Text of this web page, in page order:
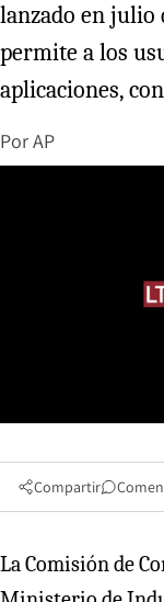
lanzado en julio
permite a los
aplicaciones,
PorAP
Compartir
La Comisión de